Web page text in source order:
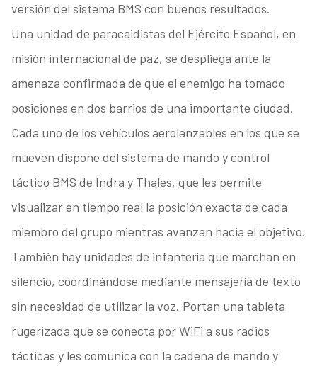
versión del sistema BMS con buenos resultados.
Una unidad de paracaidistas del Ejército Español, en
misión internacional de paz, se despliega ante la
amenaza confirmada de que el enemigo ha tomado
posiciones en dos barrios de una importante ciudad.
Cada uno de los vehículos aerolanzables en los que se
mueven dispone del sistema de mando y control
táctico BMS de Indra y Thales, que les permite
visualizar en tiempo real la posición exacta de cada
miembro del grupo mientras avanzan hacia el objetivo.
También hay unidades de infantería que marchan en
silencio, coordinándose mediante mensajería de texto
sin necesidad de utilizar la voz. Portan una tableta
rugerizada que se conecta por WiFi a sus radios
tácticas y les comunica con la cadena de mando y